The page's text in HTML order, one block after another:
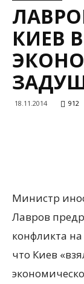
КИЕВ
18.11.2014 912
Министр
Лавров
конфликта
что Киев